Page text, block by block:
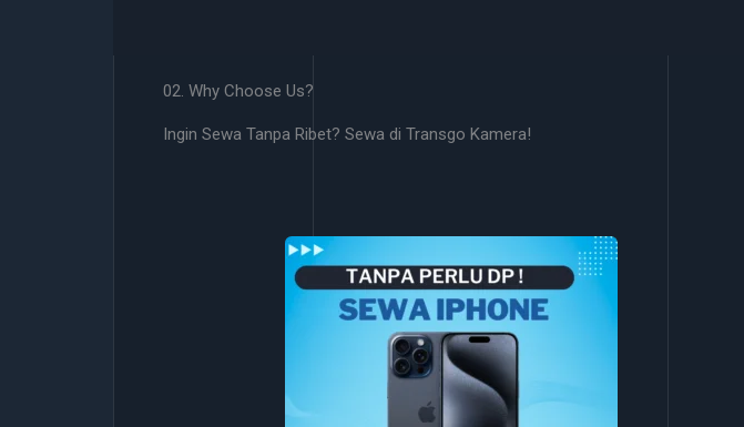
02. Why Choose Us?
Ingin Sewa Tanpa Ribet? Sewa di Transgo Kamera!